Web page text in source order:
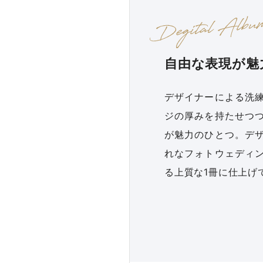
自由な表現が魅
デザイナーによる洗
ジの厚みを持たせつ
が魅力のひとつ。デ
れなフォトウェディ
る上質な1冊に仕上げ